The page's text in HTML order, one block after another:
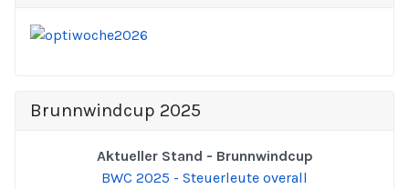
Brunnwindcup 2025
Aktueller Stand - Brunnwindcup
BWC 2025 - Steuerleute overall